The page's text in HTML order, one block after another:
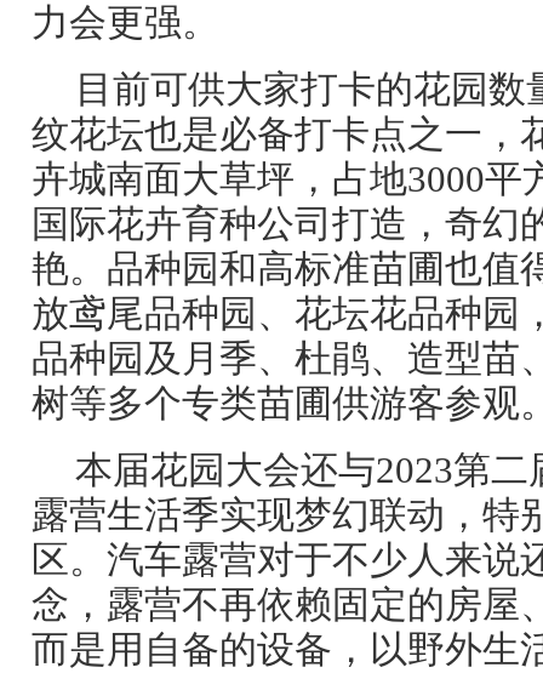
力会更强。
目前可供大家打卡的花园数
纹花坛也是必备打卡点之一，
卉城南面大草坪，占地3000平
国际花卉育种公司打造，奇幻
艳。品种园和高标准苗圃也值
放鸢尾品种园、花坛花品种园
品种园及月季、杜鹃、造型苗
树等多个专类苗圃供游客参观
本届花园大会还与2023第
露营生活季实现梦幻联动，特
区。汽车露营对于不少人来说
念，露营不再依赖固定的房屋
而是用自备的设备，以野外生